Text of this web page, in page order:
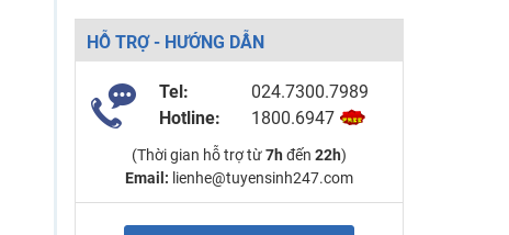
HỖ TRỢ - HƯỚNG DẪN
Tel:
024.7300.7989
Hotline:
1800.6947
(Thời gian hỗ trợ từ7h đến 22h)
Email: lienhe@tuyensinh247.com